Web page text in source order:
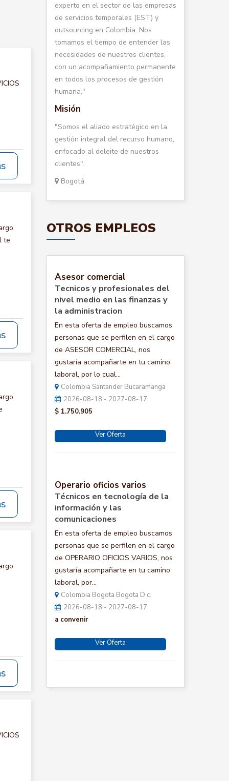
te
experto en el sector de las empresas
de servicios temporales (EST) y
outsourcing en Colombia. Nos
tomamos el tiempo de entender las
necesidades de nuestros clientes,
con un acompañamiento permanente
en todos los procesos de gestión
humana."
Misión
"Somos el aliado estratégico en la
gestión integral del recurso humano,
enfocado al deleite de nuestros
clientes".
Bogotá
OTROS EMPLEOS
Asesor comercial
Tecnicos y profesionales del
nivel medio en las finanzas y
la administracion
En esta oferta de empleo buscamos
personas que se perfilen en el cargo
de ASESOR COMERCIAL, nos
gustaría acompañarte en tu camino
laboral, por lo cual...
Colombia Santander Bucaramanga
2026-08-18 - 2027-08-17
$ 1.750.905
Ver Oferta
Operario oficios varios
Técnicos en tecnología de la
información y las
comunicaciones
En esta oferta de empleo buscamos
personas que se perfilen en el cargo
de OPERARIO OFICIOS VARIOS, nos
gustaría acompañarte en tu camino
laboral, por...
Colombia Bogota Bogota D.c.
2026-08-18 - 2027-08-17
a convenir
Ver Oferta